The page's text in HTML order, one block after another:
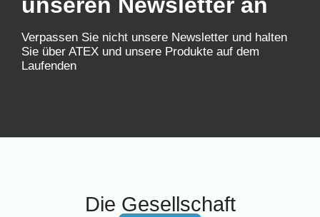
unseren Newsletter an
Verpassen Sie nicht unsere Newsletter und halten
Sie über ATEX und unsere Produkte auf dem
Laufenden
Die Gesellschaft